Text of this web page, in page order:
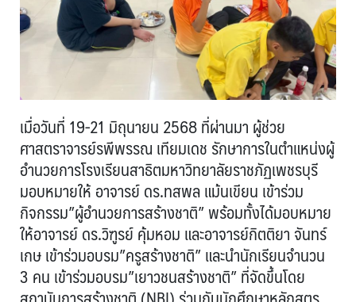
เมื่อวันที่ 19-21 มิถุนายน 2568 ที่ผ่านมา ผู้ช่วย
ศาสตราจารย์รพีพรรณ เทียมเดช รักษาการในตำแหน่งผู้
อำนวยการโรงเรียนสาธิตมหาวิทยาลัยราชภัฏเพชรบุรี
มอบหมายให้ อาจารย์ ดร.ทสพล แม้นเขียน เข้าร่วม
กิจกรรม”ผู้อำนวยการสร้างชาติ” พร้อมทั้งได้มอบหมาย
ให้อาจารย์ ดร.วิฑูรย์ คุ้มหอม และอาจารย์กิตติยา จันทร์
เกษ เข้าร่วมอบรม”ครูสร้างชาติ” และนำนักเรียนจำนวน
3 คน เข้าร่วมอบรม”เยาวชนสร้างชาติ” ที่จัดขึ้นโดย